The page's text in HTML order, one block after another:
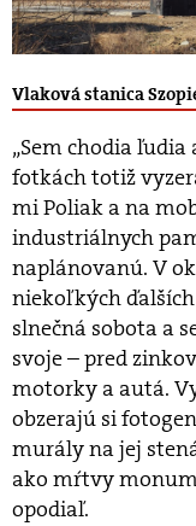
Vlaková stanica
„Sem chodia
fotkách totiž
mi Poliak a na
industriálnych
naplánovanú. V
niekoľkých
slnečná sobota a
svoje – pred
motorky a autá.
obzerajú si
murály na jej
ako mŕtvy
opodiaľ.